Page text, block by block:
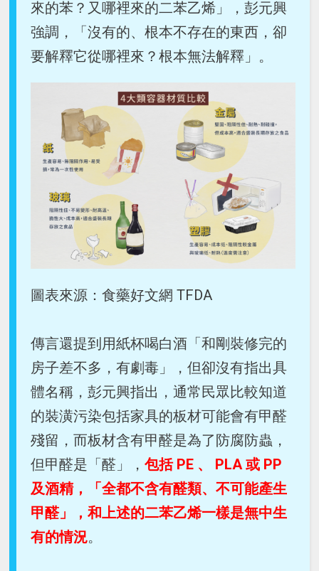
來的苯？又哪裡來的二苯乙烯」，彭元興
強調，「沒有的、根本不存在的東西，卻
要解釋它從哪裡來？根本無法解釋」。
圖表來源：食藥好文網 TFDA
傳言還提到用紙杯喝白酒「和剛裝修完的
房子差不多，有劇毒」，但卻沒有指出具
體名稱，彭元興指出，通常民眾比較知道
的裝潢污染包括家具的板材可能會有甲醛
殘留，而板材含有甲醛是為了防腐防蟲，
但甲醛是「醛」，包括 PE 、 PLA 或 PP
及酒精，「全都不含有醛類、不可能產生
甲醛」，和上述的二苯乙烯一樣是無中生
有的情況。